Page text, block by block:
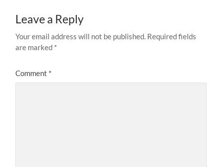
Leave a Reply
Your email address will not be published. Required fields
are marked *
Comment *